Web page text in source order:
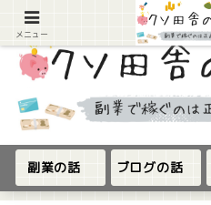
副業の話 ブログの話
メニュー